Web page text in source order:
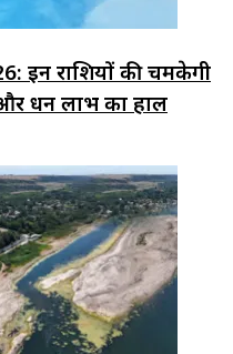
इन राशियों की चमकेगी
धन लाभ का हाल